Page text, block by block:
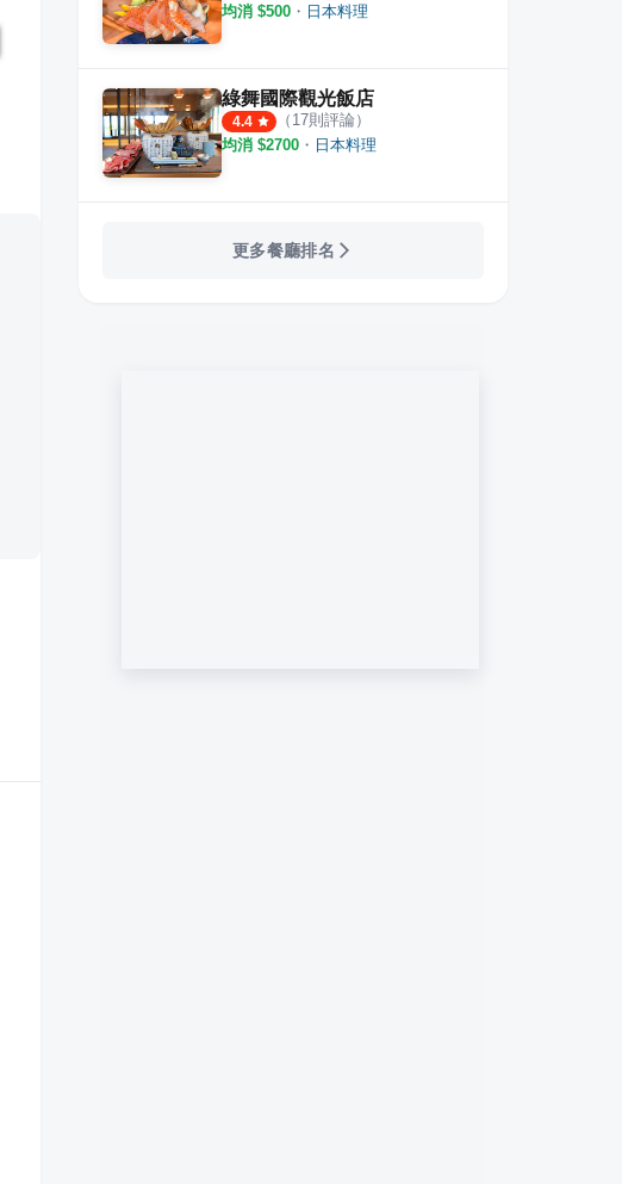
熊飽鍋物
42則評論
猿燒 季節料理 羅東店
4.3 ·
均消 $500 ・ 日本料理
綠舞國際觀光飯店
4.4 （ 17則評論）
均消 $2700 ・ 日本料理
更多餐廳排名